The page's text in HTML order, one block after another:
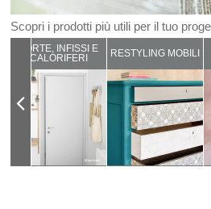
Scopri i prodotti più utili per il tuo
PORTE, INFISSI E
CALORIFERI
RESTYLING MOBILI